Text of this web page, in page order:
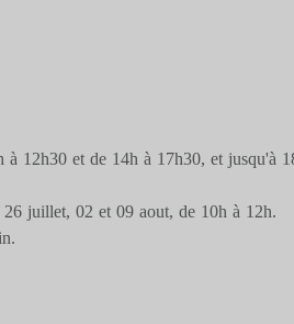
12h30 et de 14h à 17h30, et jusqu'à
juillet, 02 et 09 aout, de 10h à 12h.